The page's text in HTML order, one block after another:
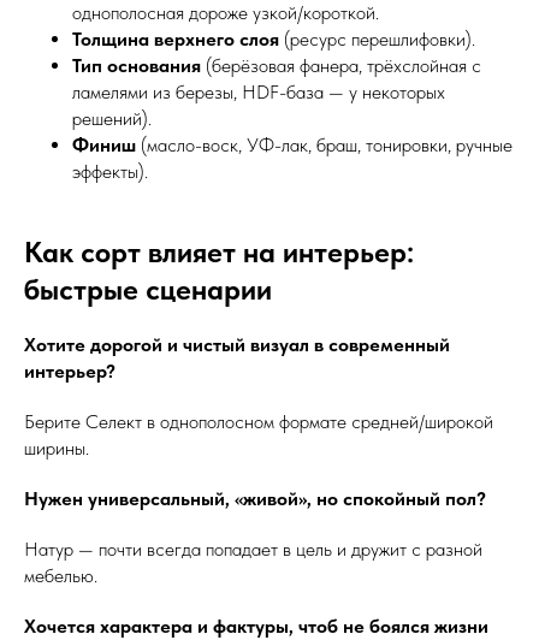
однополосная дороже узкой/короткой.
Толщина верхнего слоя (ресурс перешлифовки).
Тип основания (берёзовая фанера, трёхслойная с
ламелями из березы, HDF-база — у некоторых
решений).
Финиш (масло-воск, УФ-лак, браш, тонировки, ручные
эффекты).
Как сорт влияет на интерьер:
быстрые сценарии
Хотите дорогой и чистый визуал в современный
интерьер?
Берите Селект в однополосном формате средней/широкой
ширины.
Нужен универсальный, «живой», но спокойный пол?
Натур — почти всегда попадает в цель и дружит с разной
мебелью.
Хочется характера и фактуры, чтоб не боялся жизни